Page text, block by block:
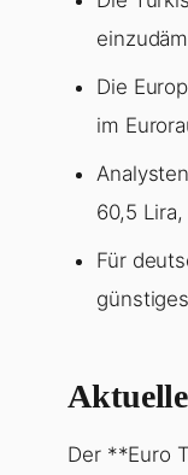
Die
im
60,5
Für
Der **Euro